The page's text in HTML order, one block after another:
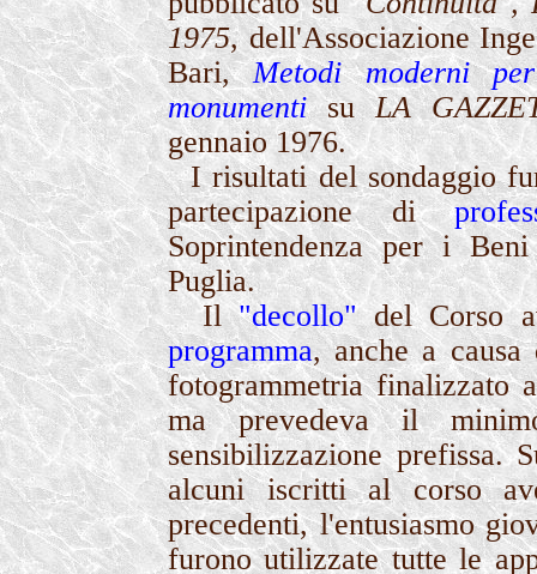
1975, dell'Associazione
Bari,Metodi moderni
monumentisuLA
gennaio 1976.
I risultati del sondaggio
partecipazione di
Soprintendenza per i
Puglia.
Il"decollo"del Corso
programma, anche a
fotogrammetria finalizzato
ma prevedeva il
sensibilizzazione prefissa.
alcuni iscritti al corso
precedenti, l'entusiasmo
furono utilizzate tutte le